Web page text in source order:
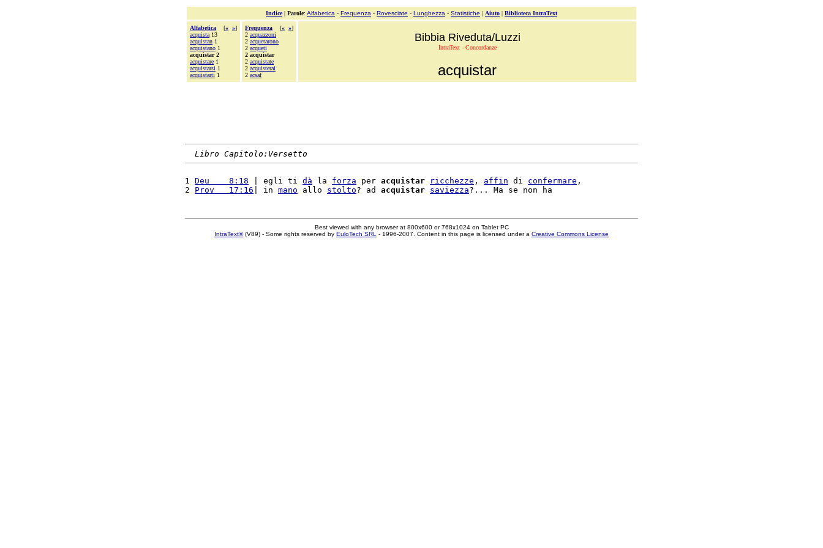
Indice| Parole: Alfabetica - Frequenza - Rovesciate - Lunghezza - Statistiche | Aiuto | Biblioteca IntraText
Alfabetica [« »]
acquista 13
acquistan 1
acquistano 1
acquistar 2
acquistare 1
acquistarsi 1
acquistarti 1
Frequenza [« »]
2 acquazzoni
2 acquetarono
2 acqueti
2 acquistar
2 acquistate
2 acquisterai
2 acsaf
Bibbia Riveduta/Luzzi
IntraText - Concordanze
acquistar
Libro Capitolo:Versetto
1 Deu    8:18 | egli ti dà la forza per acquistar ricchezze , affin di confermare ,
2 Prov   17:16 | in mano allo stolto? ad acquistar saviezza
Best viewed with any browser at 800x600 or 768x1024 on Tablet PC
IntraText®(V89) - Some rights reserved by EuloTech SRL - 1996-2007. Content in this page is licensed under a Creative Commons License